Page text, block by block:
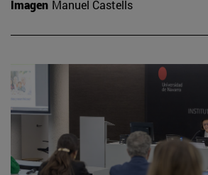
Imagen Manuel Castells